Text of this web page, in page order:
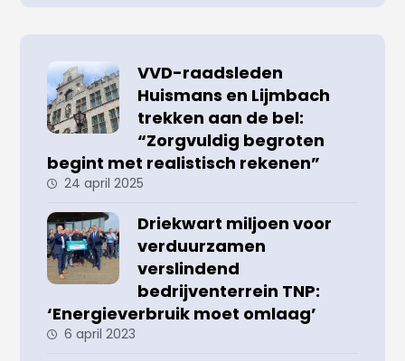
VVD-raadsleden
Huismans en Lijmbach
trekken aan de bel:
“Zorgvuldig begroten
begint met realistisch rekenen”
24 april 2025
Driekwart miljoen voor
verduurzamen
verslindend
bedrijventerrein TNP:
‘Energieverbruik moet omlaag’
6 april 2023